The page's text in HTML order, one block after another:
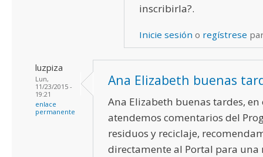
inscribirla?.
Inicie sesión o regístrese
luzpiza
Lun,
11/23/2015 -
19:21
enlace
permanente
Ana Elizabeth buenas
Ana Elizabeth buenas tardes, en
atendemos comentarios del
residuos y reciclaje,
directamente al Portal para una